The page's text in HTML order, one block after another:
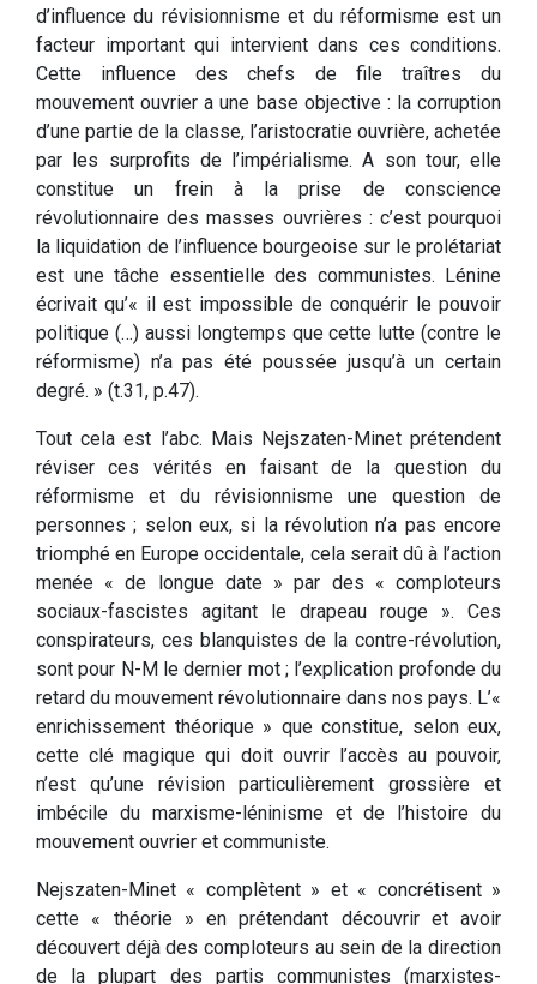
d’influence du révisionnisme et du réformisme est un
facteur important qui intervient dans ces conditions.
Cette influence des chefs de file traîtres du
mouvement ouvrier a une base objective : la corruption
d’une partie de la classe, l’aristocratie ouvrière, achetée
par les surprofits de l’impérialisme. A son tour, elle
constitue un frein à la prise de conscience
révolutionnaire des masses ouvrières : c’est pourquoi
la liquidation de l’influence bourgeoise sur le prolétariat
est une tâche essentielle des communistes. Lénine
écrivait qu’« il est impossible de conquérir le pouvoir
politique (…) aussi longtemps que cette lutte (contre le
réformisme) n’a pas été poussée jusqu’à un certain
degré. » (t.31, p.47).
Tout cela est l’abc. Mais Nejszaten-Minet prétendent
réviser ces vérités en faisant de la question du
réformisme et du révisionnisme une question de
personnes ; selon eux, si la révolution n’a pas encore
triomphé en Europe occidentale, cela serait dû à l’action
menée « de longue date » par des « comploteurs
sociaux-fascistes agitant le drapeau rouge ». Ces
conspirateurs, ces blanquistes de la contre-révolution,
sont pour N-M le dernier mot ; l’explication profonde du
retard du mouvement révolutionnaire dans nos pays. L’«
enrichissement théorique » que constitue, selon eux,
cette clé magique qui doit ouvrir l’accès au pouvoir,
n’est qu’une révision particulièrement grossière et
imbécile du marxisme-léninisme et de l’histoire du
mouvement ouvrier et communiste.
Nejszaten-Minet « complètent » et « concrétisent »
cette « théorie » en prétendant découvrir et avoir
découvert déjà des comploteurs au sein de la direction
de la plupart des partis communistes (marxistes-